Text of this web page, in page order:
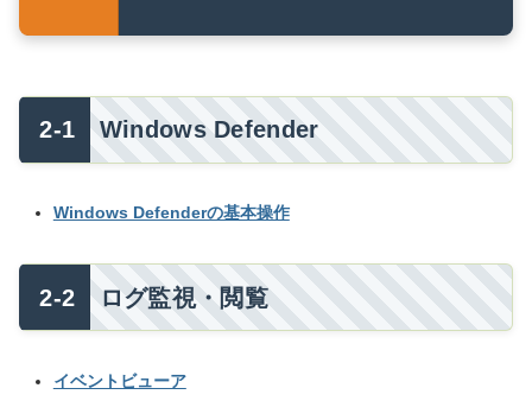
Windows Defender
Windows Defenderの基本操作
ログ監視・閲覧
イベントビューア